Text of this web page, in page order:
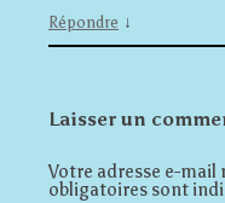
Répondre ↓
Laisser un
Votre adresse e-mail
obligatoires sont